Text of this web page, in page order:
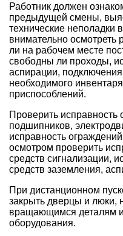
Работник должен
предыдущей смены,
технические неполадки
внимательно осмотреть
ли на рабочем месте
свободны ли проходы,
аспирации,
необходимого
приспособлений.
Проверить исправность
подшипников,
исправность
осмотром проверить
средств сигнализации,
средств заземления,
При дистанционном
закрыть дверцы и люки,
вращающимся деталям и
оборудования.